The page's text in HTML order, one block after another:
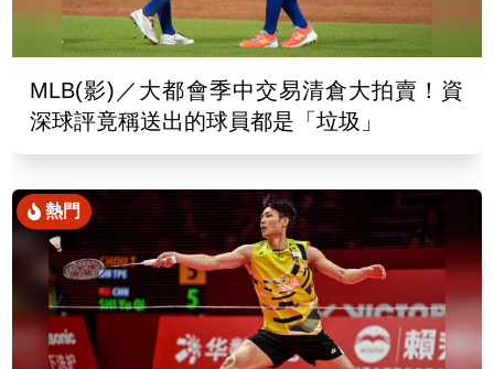
MLB(影)／大都會季中交易清倉大拍賣！資
深球評竟稱送出的球員都是「垃圾」
熱門